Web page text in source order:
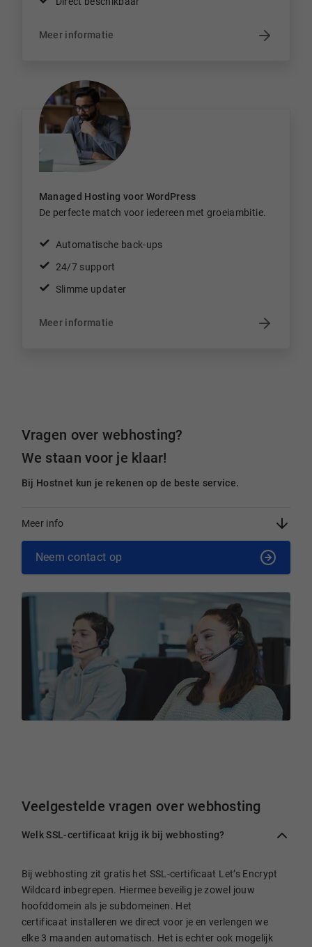
Meer informatie
Managed Hosting voor WordPress
De perfecte match voor iedereen met groeiambitie.
Automatische back-ups
24/7 support
Slimme updater
Meer informatie
Vragen over webhosting?
We staan voor je klaar!
Bij Hostnet kun je rekenen op de beste service.
Meer info
Neem contact op
Veelgestelde vragen over webhosting
Welk SSL-certificaat krijg ik bij webhosting?
Bij webhosting zit gratis het SSL-certificaat Let’s Encrypt
Wildcard inbegrepen. Hiermee beveilig je zowel jouw
hoofddomein als je subdomeinen. Het
certificaat installeren we direct voor je en verlengen we
elke 3 maanden automatisch. Het is echter ook mogelijk